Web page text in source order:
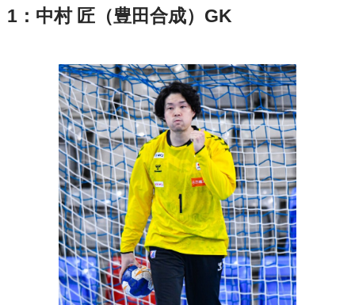
1：中村 匠（豊田合成）GK